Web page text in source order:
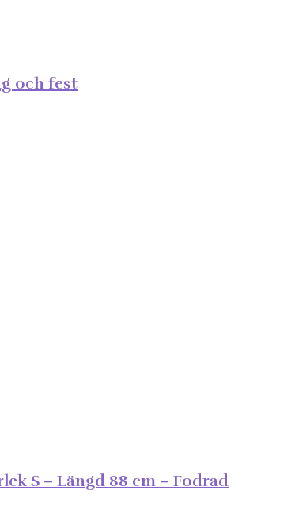
och fest
S – Längd 88 cm – Fodrad